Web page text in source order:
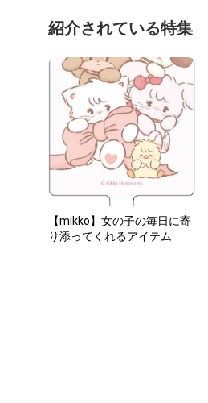
紹介されている特集
【mikko】女の子の毎日に寄
り添ってくれるアイテム